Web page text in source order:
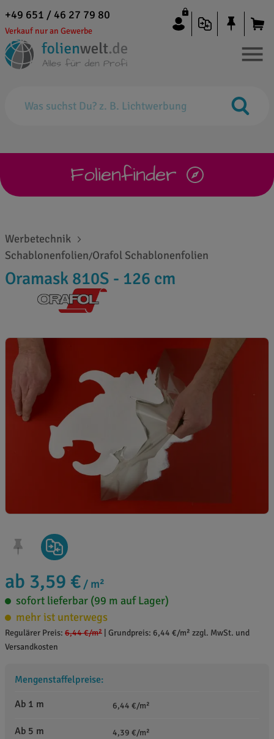
+49 651 / 46 27 79 80
Verkauf nur an Gewerbe
Folienfinder
Werbetechnik
Schablonenfolien/Orafol Schablonenfolien
Oramask 810S - 126 cm
ab 3,59 € / m²
sofort lieferbar (99 m auf Lager)
mehr ist unterwegs
Regulärer Preis: 6,44 €/m² Grundpreis: 6,44 €/m² zzgl. MwSt. und
Versandkosten
Mengenstaffelpreise:
Ab 1 m
6,44 €/m²
Ab 5 m 4,39 €/m²